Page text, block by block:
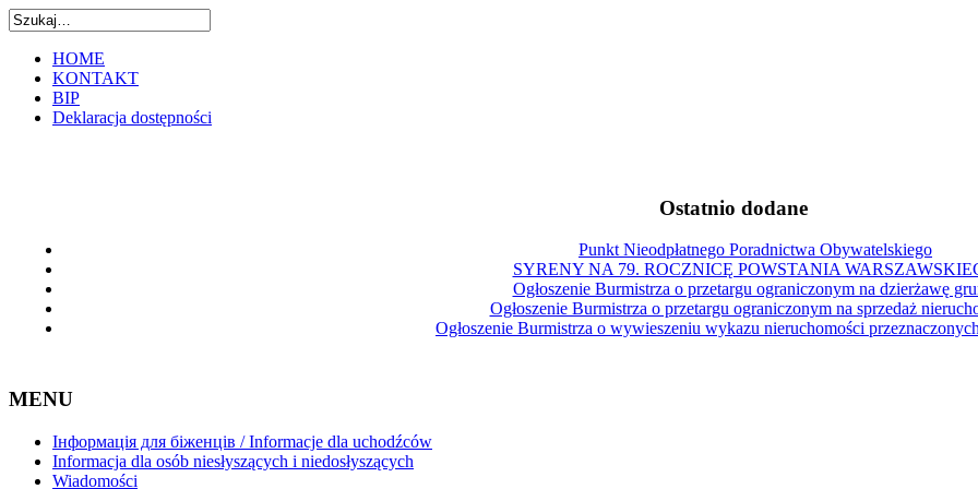
HOME
KONTAKT
BIP
Deklaracja dostępności
Ostatnio dodane
Punkt Nieodpłatnego Poradnictwa Obywatelskiego
SYRENY NA 79. ROCZNICĘ POWSTANIA
Ogłoszenie Burmistrza o przetargu ograniczonym na dzierżawę
Ogłoszenie Burmistrza o przetargu ograniczonym na sprzedaż
Ogłoszenie Burmistrza o wywieszeniu wykazu nieruchomości
MENU
Інформація для біженців / Informacje dla uchodźców
Informacja dla osób niesłyszących i niedosłyszących
Wiadomości